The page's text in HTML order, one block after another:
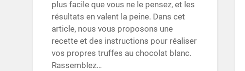
plus facile que vous ne le pensez, et les
résultats en valent la peine. Dans cet
article, nous vous proposons une
recette et des instructions pour réaliser
vos propres truffes au chocolat blanc.
Rassemblez…